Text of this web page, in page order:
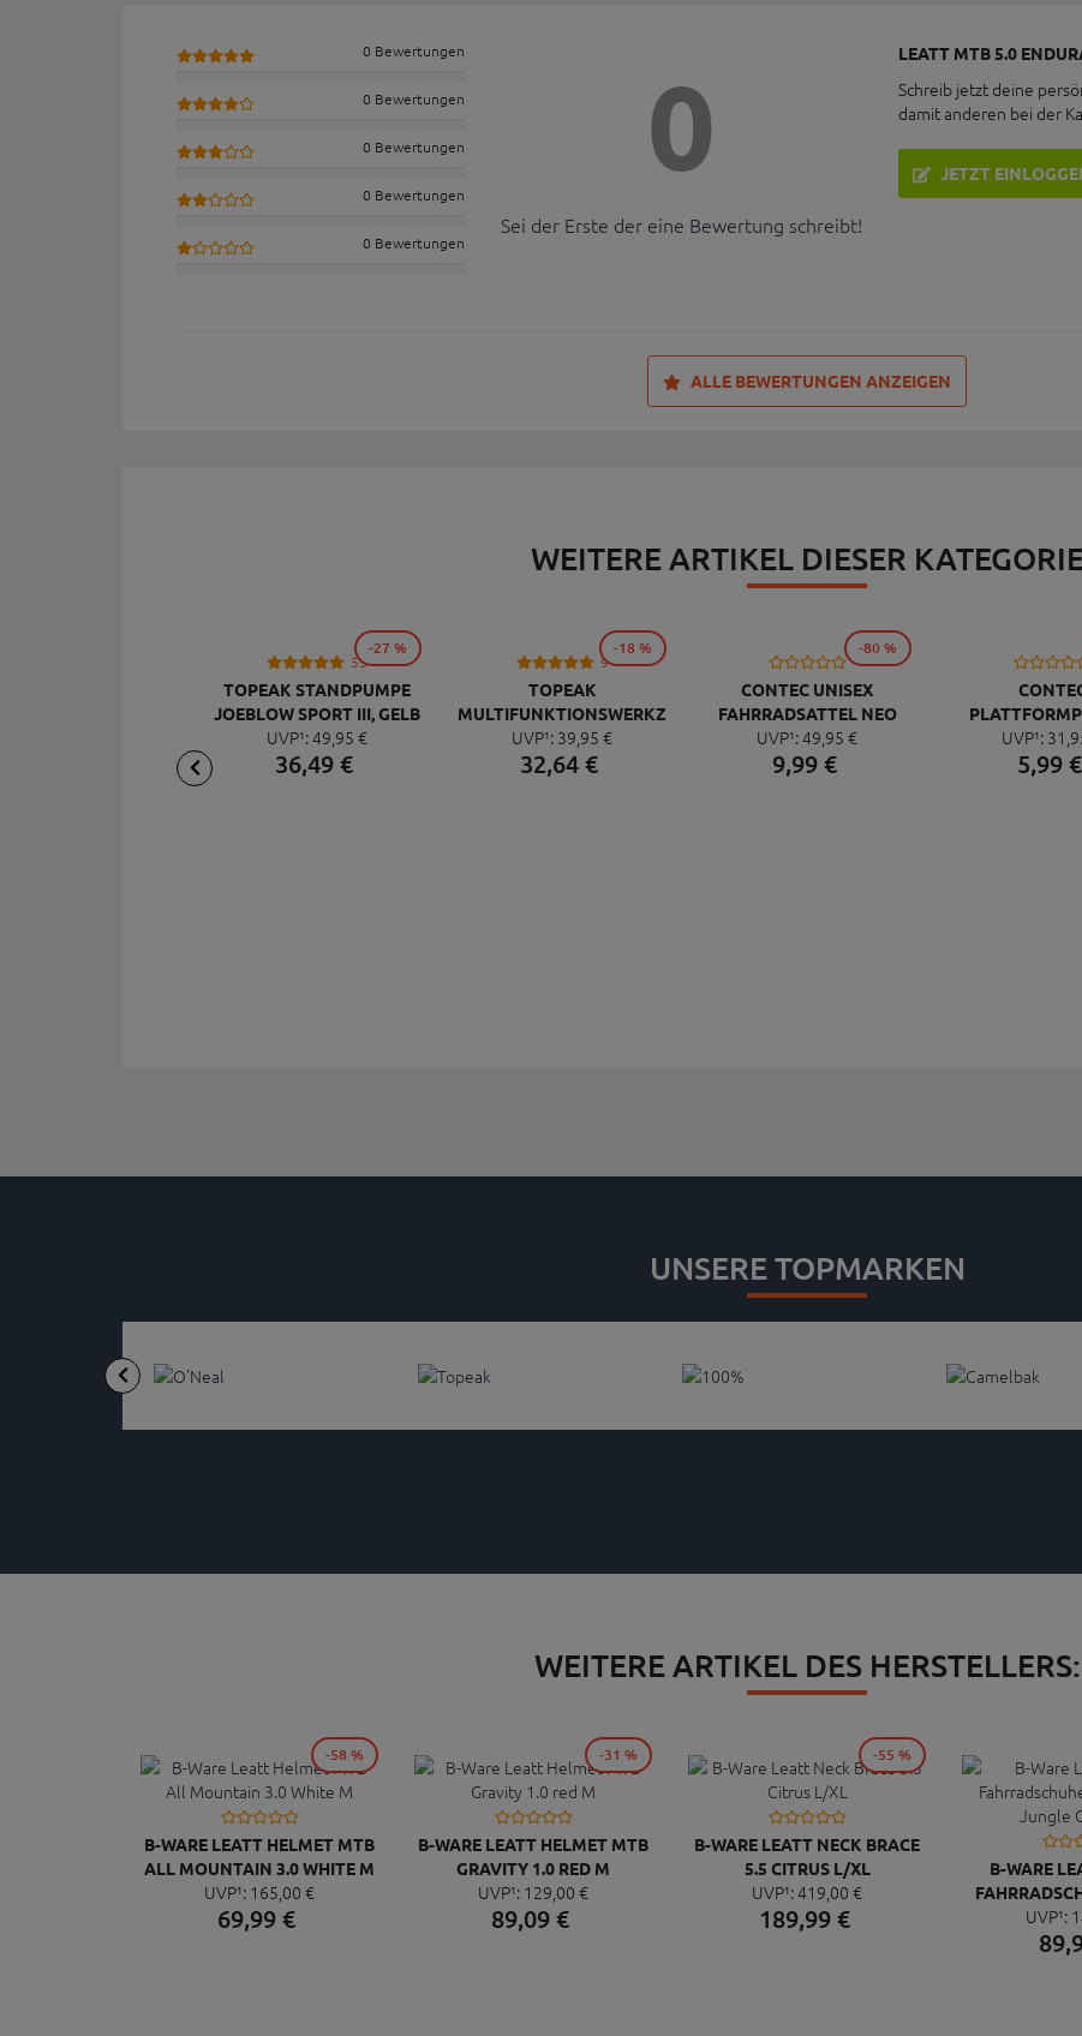
0 Bewertungen
0 Bewertungen
0 Bewertungen
0 Bewertungen
0 Bewertungen
0
Sei der Erste der eine Bewertung schreibt!
LEATT MTB 5.0
Schreib jetzt deine
damit anderen bei der
JETZT
ALLE BEWERTUNGEN ANZEIGEN
WEITERE ARTIKEL DIESER
53
TOPEAK STANDPUMPE
JOEBLOW SPORT III, GELB
UVP¹:49, 95 €
36,49€
-27 %
9
TOPEAK
MULTIFUNKTIONSWERKZEUG
MINI 20 PRO
UVP¹: 39, 95 €
32,64€
-18 %
CONTEC UNISEX
FAHRRADSATTEL NEO
PACE ZX CUT
UVP¹:49, 95 €
9,99 €
-80 %
QUICK NEO
UVP¹: 31,
5,99 €
UNSERE TOPMARKEN
WEITERE ARTIKEL DES HERSTELLERS:
B-WARE LEATT HELMET MTB
ALL MOUNTAIN 3.0 WHITE M
UVP¹: 165, 00 €
69,99€
-58 %
B-WARE LEATT HELMET MTB
GRAVITY 1.0 RED M
UVP¹: 129, 00 €
89,09€
-31 %
B-WARE LEATT NECK BRACE
5.5 CITRUS L/XL
UVP¹:419, 00 €
189,99 €
-55 %
B-WARE
CLIPUVP¹:
89,